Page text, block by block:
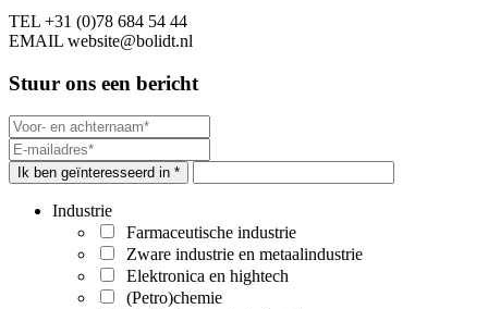
TEL +31 (0)78 684 54 44
EMAIL website@bolidt.nl
Stuur ons een bericht
Ik ben geïnteresseerd in *
Industrie
Farmaceutische industrie
Zware industrie en metaalindustrie
Elektronica en hightech
(Petro)chemie